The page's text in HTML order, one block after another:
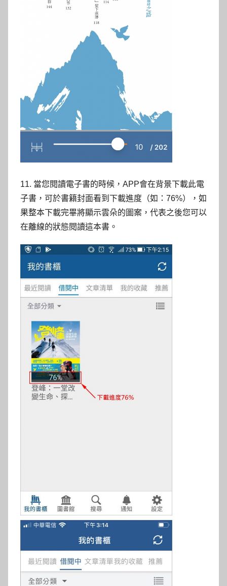
11. 當您閱讀電子書的時候，APP會在背景下載此電
子書，可於書籍封面看到下載進度（如：76%），如
果整本下載完畢將顯示雲朵的圖案，代表之後您可以
在離線的狀態閱讀這本書。